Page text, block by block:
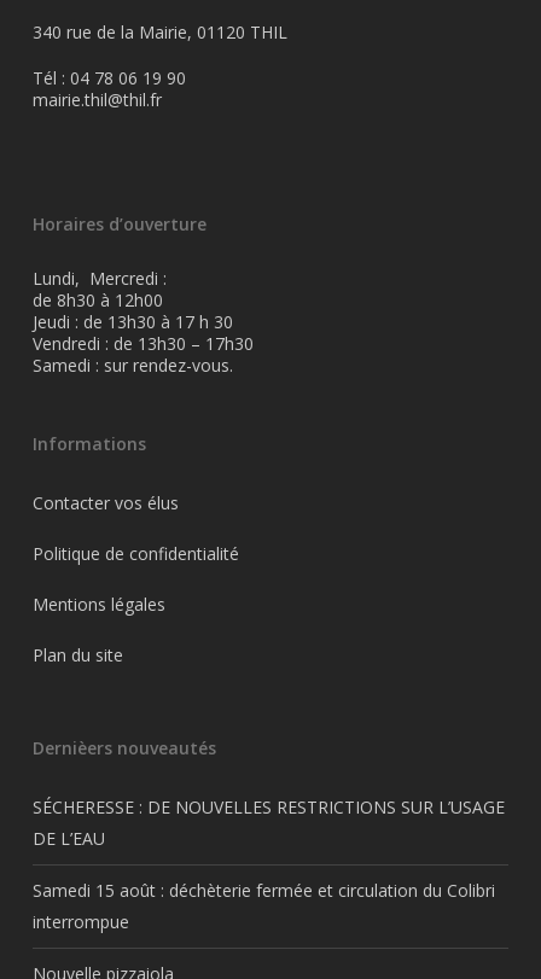
340 rue de la Mairie, 01120 THIL
Tél : 04 78 06 19 90
mairie.thil@thil.fr
Horaires d’ouverture
Lundi, Mercredi :
de 8h30 à 12h00
Jeudi : de 13h30 à 17 h 30
Vendredi : de 13h30 – 17h30
Samedi : sur rendez-vous.
Informations
Contacter vos élus
Politique de confidentialité
Mentions légales
Plan du site
Dernièers nouveautés
SÉCHERESSE : DE NOUVELLES RESTRICTIONS SUR L’USAGE
DE L’EAU
Samedi 15 août : déchèterie fermée et circulation du Colibri
interrompue
Nouvelle pizzaiola